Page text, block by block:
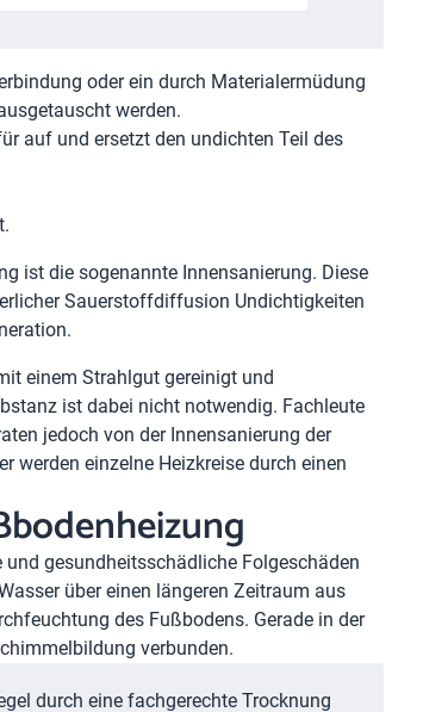
oder ein durch Materialermüdung
werden.
auf und ersetzt den undichten Teil des
ist die sogenannte Innensanierung. Diese
Sauerstoffdiffusion Undichtigkeiten
einem Strahlgut gereinigt und
ist dabei nicht notwendig. Fachleute
jedoch von der Innensanierung der
werden einzelne Heizkreise durch einen
gesundheitsschädliche Folgeschäden
über einen längeren Zeitraum aus
des Fußbodens. Gerade in der
verbunden.
durch eine fachgerechte Trocknung